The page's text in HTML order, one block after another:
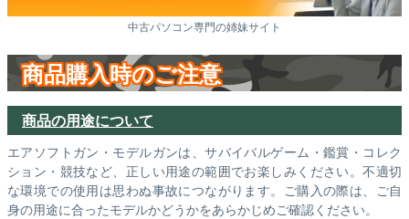
中古パソコン専門の姉妹サイト
商品購入時のご注意
商品の用途について
エアソフトガン・モデルガンは、サバイバルゲーム・鑑賞・コレク
ション・競技など、正しい用途の範囲でお楽しみください。不適切
な環境での使用は思わぬ事故につながります。ご購入の際は、ご自
身の用途に合ったモデルかどうかをあらかじめご確認ください。